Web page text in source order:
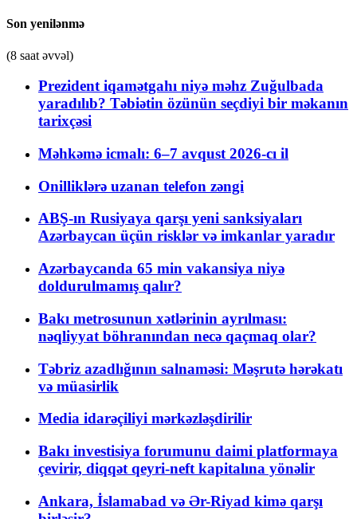
Son yenilənmə
(8 saat əvvəl)
Prezident iqamətgahı niyə məhz Zuğulbada
yaradılıb? Təbiətin özünün seçdiyi bir məkanın
tarixçəsi
Məhkəmə icmalı: 6–7 avqust 2026-cı il
Onilliklərə uzanan telefon zəngi
ABŞ-ın Rusiyaya qarşı yeni sanksiyaları
Azərbaycan üçün risklər və imkanlar yaradır
Azərbaycanda 65 min vakansiya niyə
doldurulmamış qalır?
Bakı metrosunun xətlərinin ayrılması:
nəqliyyat böhranından necə qaçmaq olar?
Təbriz azadlığının salnaməsi: Məşrutə hərəkatı
və müasirlik
Media idarəçiliyi mərkəzləşdirilir
Bakı investisiya forumunu daimi platformaya
çevirir, diqqət qeyri-neft kapitalına yönəlir
Ankara, İslamabad və Ər-Riyad kimə qarşı